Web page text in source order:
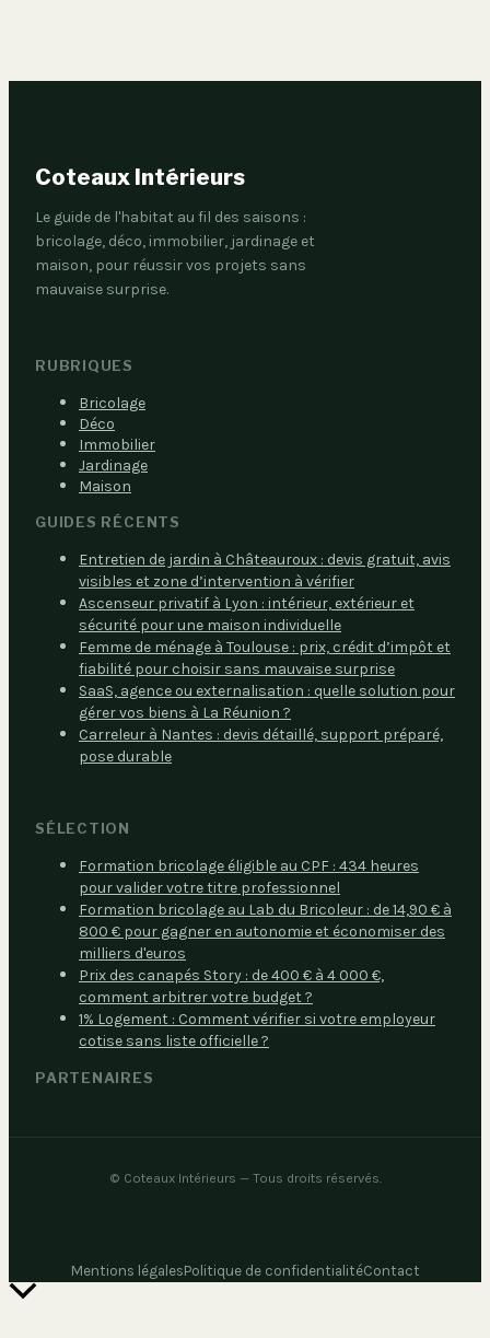
Coteaux Intérieurs
Le guide de l'habitat au fil des saisons :
bricolage, déco, immobilier, jardinage et
maison, pour réussir vos projets sans
mauvaise surprise.
RUBRIQUES
Bricolage
Déco
Immobilier
Jardinage
Maison
GUIDES RÉCENTS
Entretien de jardin à Châteauroux : devis gratuit, avis
visibles et zone d’intervention à vérifier
Ascenseur privatif à Lyon : intérieur, extérieur et
sécurité pour une maison individuelle
Femme de ménage à Toulouse : prix, crédit d’impôt et
fiabilité pour choisir sans mauvaise surprise
SaaS, agence ou externalisation : quelle solution pour
gérer vos biens à La Réunion ?
Carreleur à Nantes : devis détaillé, support préparé,
pose durable
SÉLECTION
Formation bricolage éligible au CPF : 434 heures
pour valider votre titre professionnel
Formation bricolage au Lab du Bricoleur : de 14,90 € à
800 € pour gagner en autonomie et économiser des
milliers d'euros
Prix des canapés Story : de 400 € à 4 000 €,
comment arbitrer votre budget ?
1% Logement : Comment vérifier si votre employeur
cotise sans liste officielle ?
PARTENAIRES
© Coteaux Intérieurs — Tous droits réservés.
Mentions légalesPolitique de confidentialitéContact